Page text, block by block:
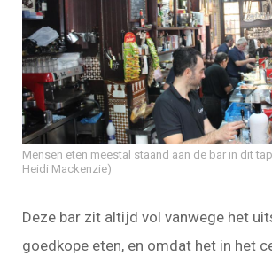
Mensen eten meestal staand aan de bar in dit
Heidi Mackenzie)
Deze bar zit altijd vol vanwege het
goedkope eten, en omdat het in het